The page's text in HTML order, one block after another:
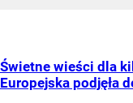
Świetne wieści dla
Europejska podjęła